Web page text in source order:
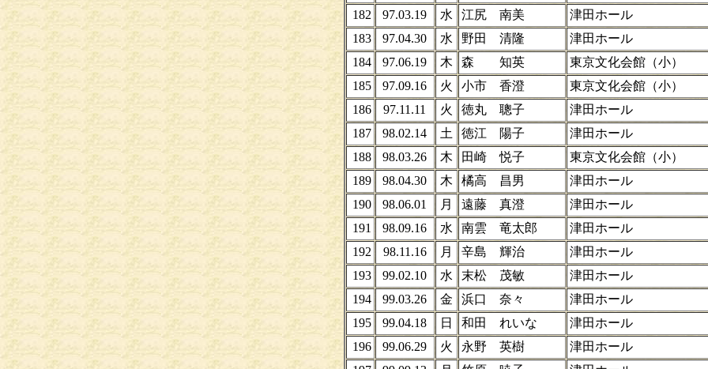
182
97.03.19 水 江尻 南美
津田ホール
183
97.04.30 水 野田 清隆
津田ホール
184
97.06.19 木 森 知英
東京文化会館（小）
185
97.09.16 火 小市 香澄
東京文化会館（小）
186
97.11.11 火 徳丸 聰子
津田ホール
187
98.02.14 土 徳江 陽子
津田ホール
188
98.03.26 木 田崎 悦子
東京文化会館（小）
189
98.04.30 木 橘高 昌男
津田ホール
190
98.06.01 月 遠藤 真澄
津田ホール
191
98.09.16 水 南雲 竜太郎
津田ホール
192
98.11.16 月 辛島 輝治
津田ホール
193
99.02.10 水 末松 茂敏
津田ホール
194
99.03.26 金 浜口 奈々
津田ホール
195
99.04.18 日 和田 れいな
津田ホール
196
99.06.29 火 永野 英樹
津田ホール